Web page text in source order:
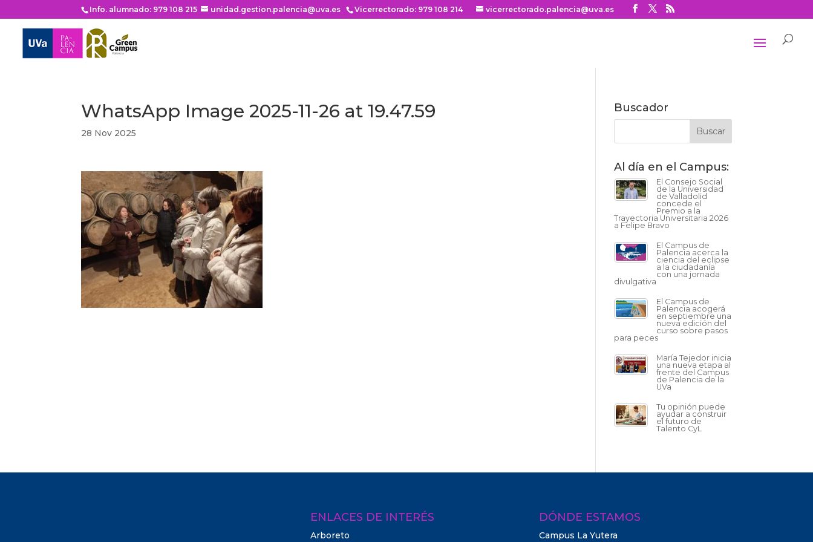
Info. alumnado: 979 108 215 unidad.gestion.palencia@uva.es Vicerrectorado: 979 108 214 vicerrectorado.palencia@uva.es
WhatsApp Image 2025-11-26 at 19.47.59
28 Nov 2025
Buscador
Al día en el Campus:
El Consejo Social
de la Universidad
de Valladolid
concede el
Premio a la
Trayectoria Universitaria 2026
a Felipe Bravo
El Campus de
Palencia acerca la
ciencia del eclipse
a la ciudadanía
con una jornada
divulgativa
El Campus de
Palencia acogerá
en septiembre una
nueva edición del
curso sobre pasos
para peces
María Tejedor inicia
una nueva etapa al
frente del Campus
de Palencia de la
UVa
Tu opinión puede
ayudar a construir
el futuro de
Talento CyL
ENLACES DE INTERÉS
Arboreto
DÓNDE ESTAMOS
Campus La Yutera